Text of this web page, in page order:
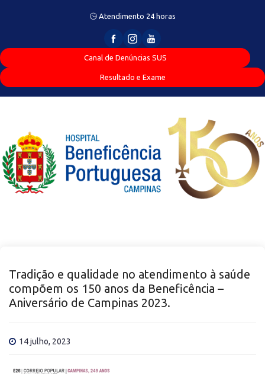
Atendimento 24 horas
Canal de Denúncias SUS
Resultado e Exame
Tradição e qualidade no atendimento à saúde
compõem os 150 anos da Beneficência –
Aniversário de Campinas 2023.
14 julho, 2023